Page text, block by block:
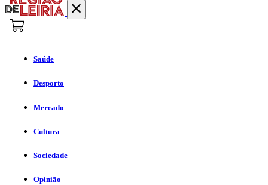
Saúde
Desporto
Mercado
Cultura
Sociedade
Opinião